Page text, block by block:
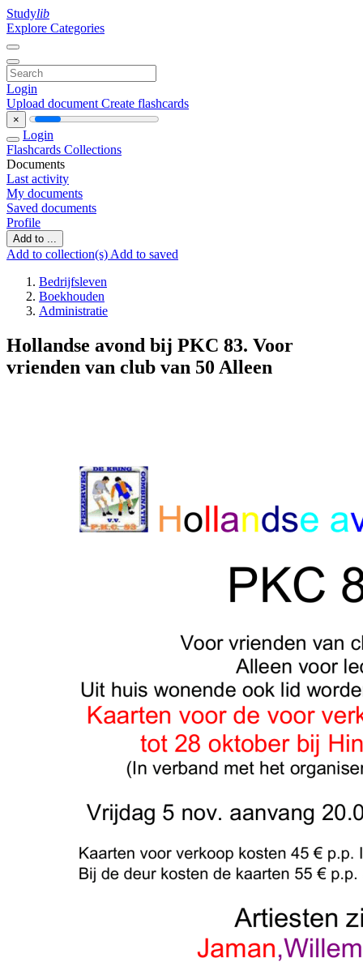
Studylib
Explore Categories
Login
Upload document Create flashcards
×
Login
Flashcards Collections
Documents
Last activity
My documents
Saved documents
Profile
Add to ...
Add to collection(s) Add to saved
Bedrijfsleven
Boekhouden
Administratie
Hollandse avond bij PKC 83. Voor
vrienden van club van 50 Alleen